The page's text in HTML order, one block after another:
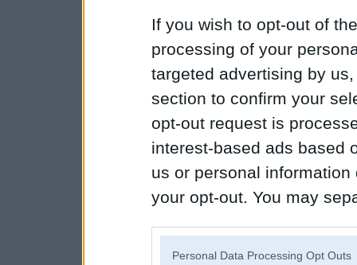
If you wish to opt-out of
processing of your
targeted advertising by
section to confirm your
opt-out request is
interest-based ads based
us or personal
your opt-out. You may
Personal Data Processing Opt Outs